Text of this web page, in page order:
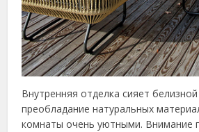
Внутренняя отделка сияет
преобладание натуральных
комнаты очень уютными. Внимание